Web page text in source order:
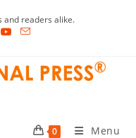
and readers alike.
0 Menu